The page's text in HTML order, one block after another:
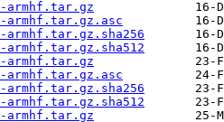
armhf.tar.gz
armhf.tar.gz
armhf.tar.gz